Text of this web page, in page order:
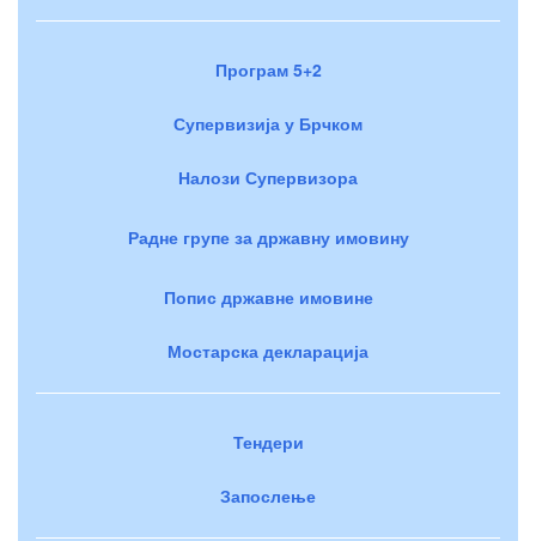
Програм 5+2
Супервизија у Брчком
Налози Супервизора
Радне групе за државну имовину
Попис државне имовине
Мостарска декларација
Тендери
Запослење